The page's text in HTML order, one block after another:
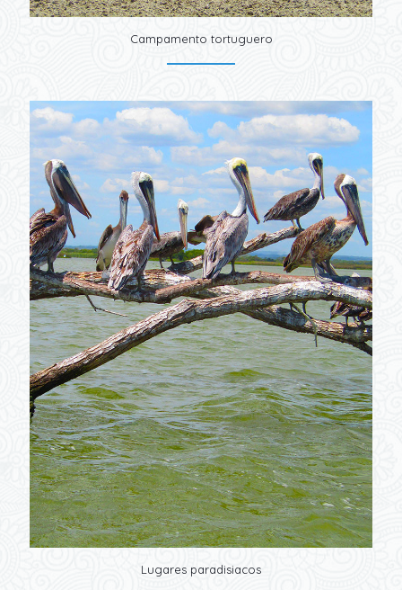
Campamento tortuguero
Lugares paradisiacos